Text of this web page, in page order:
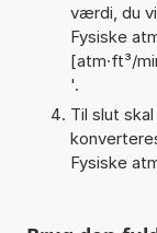
værdi, du
Fysiske
[atm·ft³/
'.
Til slut
Fysiske